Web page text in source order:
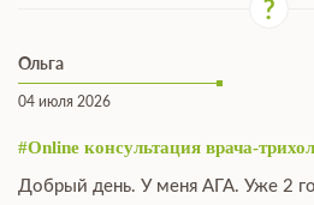
Ольга
04 июля 2026
#Online консультация врача-
Добрый день. У меня АГА. Уже 2